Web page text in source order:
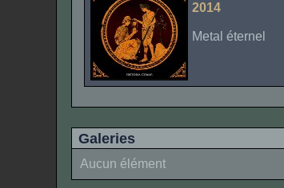
2014
Metal éternel
Galeries
Aucun élément